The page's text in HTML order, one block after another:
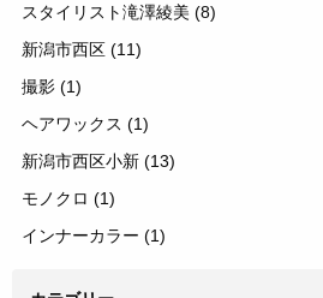
スタイリスト滝澤綾美 (8)
新潟市西区 (11)
撮影 (1)
ヘアワックス (1)
新潟市西区小新 (13)
モノクロ (1)
インナーカラー (1)